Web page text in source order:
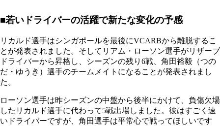
■若いドライバーの活躍で新たな変化の予感
リカルド選手はシンガポールを最後にVCARBから離脱するこ
とが発表されました。そしてリアム・ローソン選手がリザーブ
ドライバーから昇格し、シーズンの残り6戦、角田裕毅（つの
だ・ゆうき）選手のチームメイトになることが発表されまし
た。
ローソン選手は昨シーズンの中盤から後半にかけて、負傷欠場
したリカルド選手に代わって5戦出場しました。彼はすごく速
いドライバーですが、角田選手は平常心で戦ってほしいです